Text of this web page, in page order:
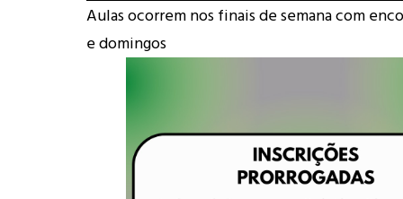
Aulas ocorrem nos finais de semana com
e domingos